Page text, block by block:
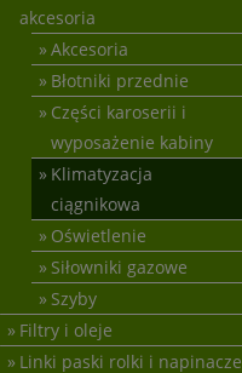
akcesoria
Akcesoria
Błotniki przednie
Części karoserii i
wyposażenie kabiny
Klimatyzacja
ciągnikowa
Oświetlenie
Siłowniki gazowe
Szyby
Filtry i oleje
Linki paski rolki i napinacze